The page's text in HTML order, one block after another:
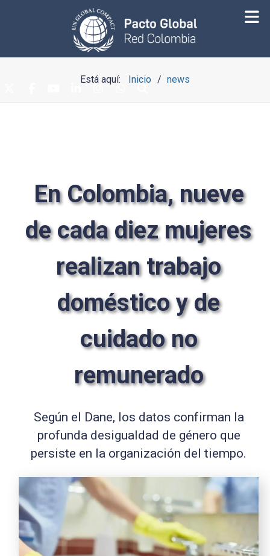
Está aquí: Inicio news
En Colombia, nueve
de cada diez mujeres
realizan trabajo
doméstico y de
cuidado no
remunerado
Según el Dane, los datos confirman la
profunda desigualdad de género que
persiste en la organización del tiempo.